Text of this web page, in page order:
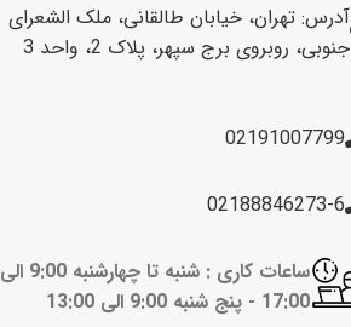
آدرس: تهران، خیابان طالقانی، ملک الشعرای
جنوبی، روبروی برج سپهر، پلاک 2، واحد 3
02191007799
02188846273-6
ساعات کاری : شنبه تا چهارشنبه 9:00 الی
17:00 -
پنج شنبه 9:00 الی 13:00